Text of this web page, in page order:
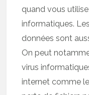
quand vous
informatiques.
données sont
On peut
virus
internet comme